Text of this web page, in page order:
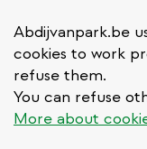
Abdijvanpark.be
cookies to work
refuse them.
You can refuse
More about